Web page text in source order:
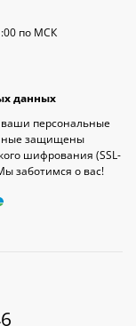
по МСК
данных
ваши персональные
защищены
шифрования (SSL-
заботимся о вас!